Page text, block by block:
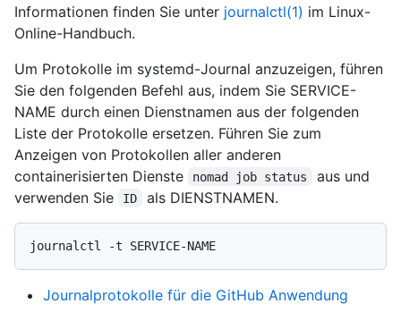
Informationen finden Sie unter journalctl(1) im Linux-
Online-Handbuch.
Um Protokolle im systemd-Journal anzuzeigen, führen
Sie den folgenden Befehl aus, indem Sie SERVICE-
NAME durch einen Dienstnamen aus der folgenden
Liste der Protokolle ersetzen. Führen Sie zum
Anzeigen von Protokollen aller anderen
containerisierten Dienste
nomad job status
aus und
verwenden Sie
ID als DIENSTNAMEN.
Journalprotokolle für die GitHub Anwendung